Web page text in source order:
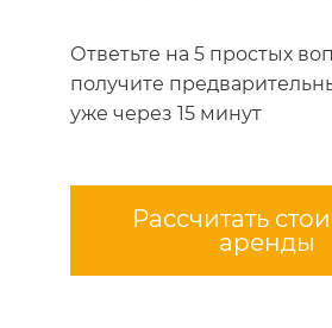
Ответьте на 5 простых
получите
уже через 15 минут
Рассчитать
аренды